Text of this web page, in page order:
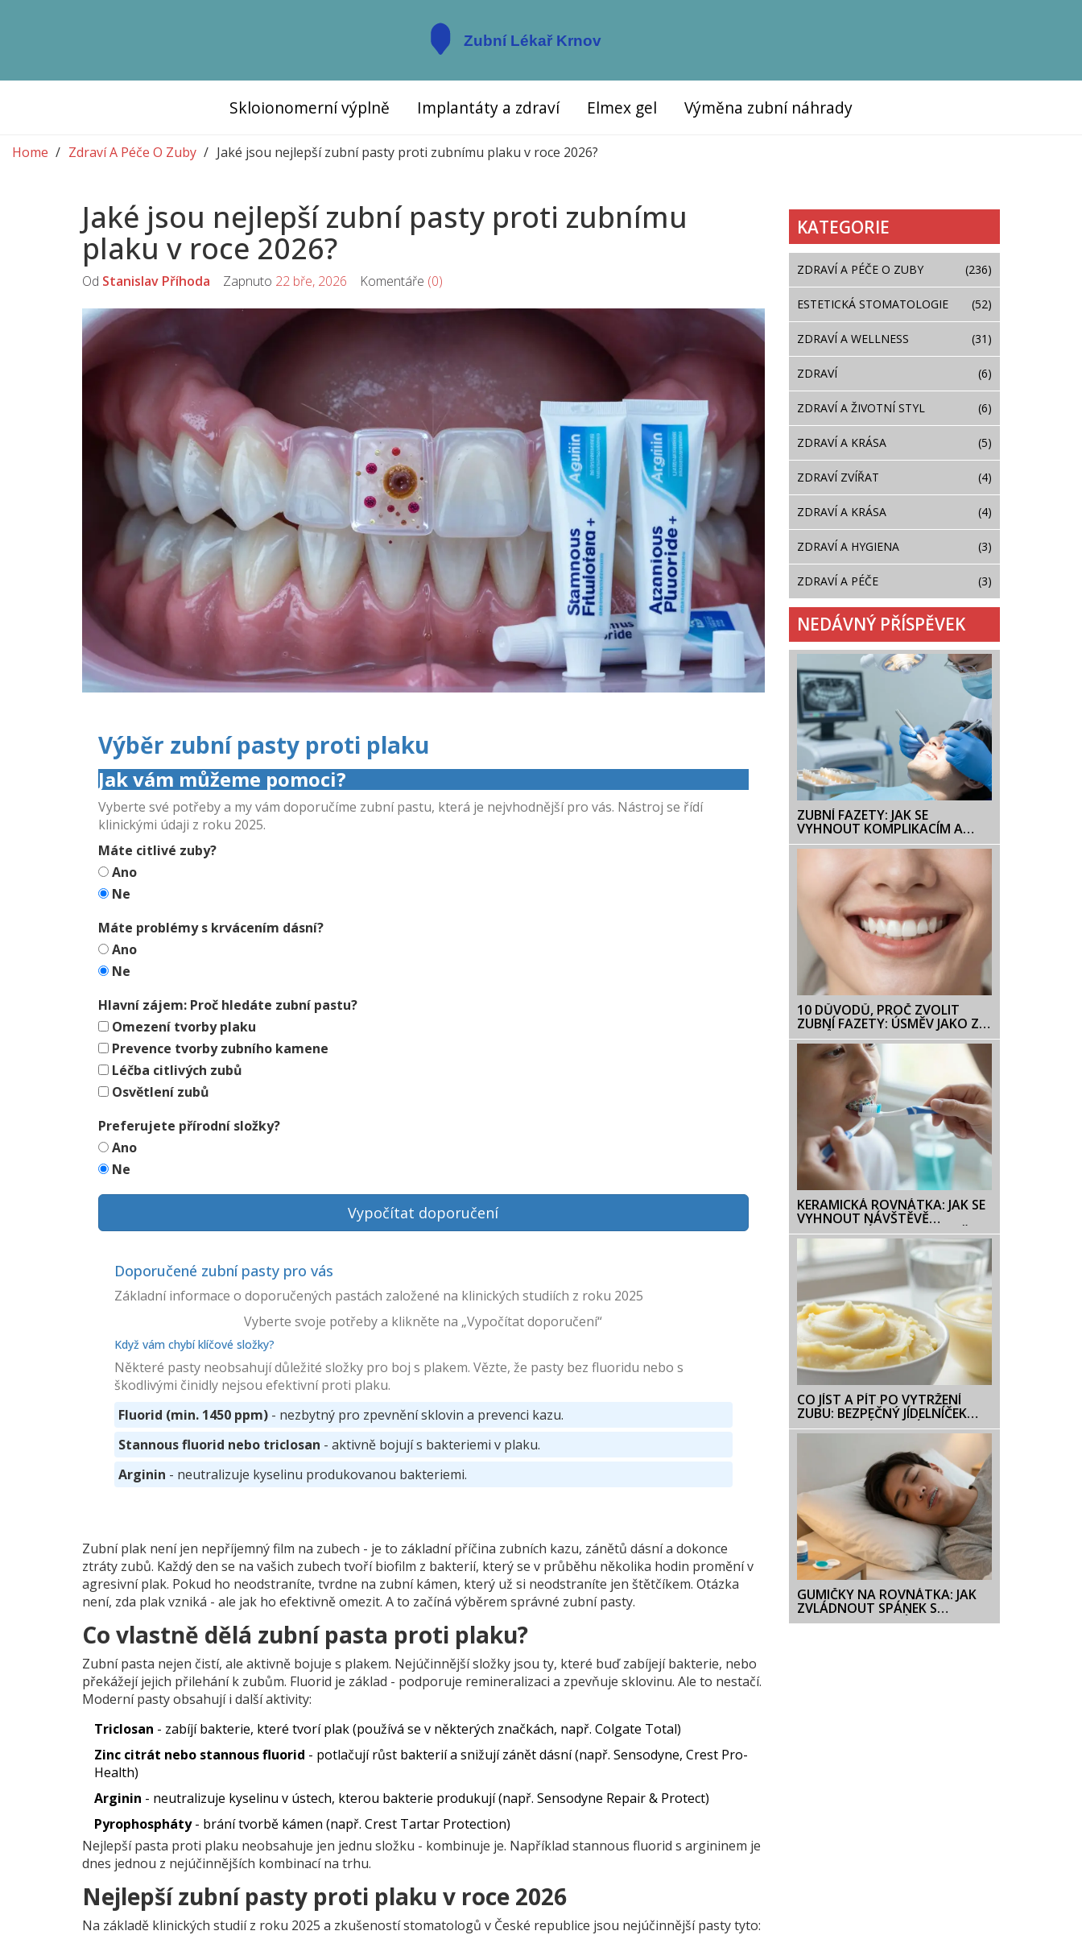
Skloionomerní výplně Implantáty a zdraví Elmex gel Výměna zubní náhrady
Home Zdraví A Péče O Zuby Jaké jsou nejlepší zubní pasty proti zubnímu plaku v roce 2026?
Jaké jsou nejlepší zubní pasty proti zubnímu
plaku v roce 2026?
Od Stanislav Příhoda Zapnuto 22 bře, 2026 Komentáře (0)
Výběr zubní pasty proti plaku
Jak vám můžeme pomoci?
Vyberte své potřeby a my vám doporučíme zubní pastu, která je nejvhodnější pro vás. Nástroj se řídí
klinickými údaji z roku 2025.
Máte citlivé zuby?
Ano
Ne
Máte problémy s krvácením dásní?
Ano
Ne
Hlavní zájem: Proč hledáte zubní pastu?
Omezení tvorby plaku
Prevence tvorby zubního kamene
Léčba citlivých zubů
Osvětlení zubů
Preferujete přírodní složky?
Ano
Ne
Vypočítat doporučení
Doporučené zubní pasty pro vás
Základní informace o doporučených pastách založené na klinických studiích z roku 2025
Vyberte svoje potřeby a klikněte na „Vypočítat doporučení“
Když vám chybí klíčové složky?
Některé pasty neobsahují důležité složky pro boj s plakem. Vězte, že pasty bez fluoridu nebo s
škodlivými činidly nejsou efektivní proti plaku.
Fluorid (min. 1450 ppm) - nezbytný pro zpevnění sklovin a prevenci kazu.
Stannous fluorid nebo triclosan - aktivně bojují s bakteriemi v plaku.
Arginin - neutralizuje kyselinu produkovanou bakteriemi.
Zubní plak není jen nepříjemný film na zubech - je to základní příčina zubních kazu, zánětů dásní a dokonce
ztráty zubů. Každý den se na vašich zubech tvoří biofilm z bakterií, který se v průběhu několika hodin promění v
agresivní plak. Pokud ho neodstraníte, tvrdne na zubní kámen, který už si neodstraníte jen štětčíkem. Otázka
není, zda plak vzniká - ale jak ho efektivně omezit. A to začíná výběrem správné zubní pasty.
Co vlastně dělá zubní pasta proti plaku?
Zubní pasta nejen čistí, ale aktivně bojuje s plakem. Nejúčinnější složky jsou ty, které buď zabíjejí bakterie, nebo
překážejí jejich přilehání k zubům. Fluorid je základ - podporuje remineralizaci a zpevňuje sklovinu. Ale to nestačí.
Moderní pasty obsahují i další aktivity:
Triclosan - zabíjí bakterie, které tvorí plak (používá se v některých značkách, např. Colgate Total)
Zinc citrát nebo stannous fluorid - potlačují růst bakterií a snižují zánět dásní (např. Sensodyne, Crest Pro-
Health)
Arginin - neutralizuje kyselinu v ústech, kterou bakterie produkují (např. Sensodyne Repair & Protect)
Pyrophospháty- brání tvorbě kámen (např. Crest Tartar Protection)
Nejlepší pasta proti plaku neobsahuje jen jednu složku - kombinuje je. Například stannous fluorid s argininem je
dnes jednou z nejúčinnějších kombinací na trhu.
Nejlepší zubní pasty proti plaku v roce 2026
Na základě klinických studií z roku 2025 a zkušeností stomatologů v České republice jsou nejúčinnější pasty tyto:
KATEGORIE
ZDRAVÍ A PÉČE O ZUBY (236)
ESTETICKÁ STOMATOLOGIE (52)
ZDRAVÍ A WELLNESS (31)
ZDRAVÍ (6)
ZDRAVÍ A ŽIVOTNÍ STYL (6)
ZDRAVÍ A KRÁSA (5)
ZDRAVÍ ZVÍŘAT (4)
ZDRAVÍ A KRÁSA (4)
ZDRAVÍ A HYGIENA (3)
ZDRAVÍ A PÉČE (3)
NEDÁVNÝ PŘÍSPĚVEK
ZUBNÍ FAZETY: JAK SE
VYHNOUT KOMPLIKACÍM A
ZAJISTIT DLOUHOU
10 DŮVODŮ, PROČ ZVOLIT
ZUBNÍ FAZETY: ÚSMĚV JAKO Z
FILMŮ
KERAMICKÁ ROVNÁTKA: JAK SE
VYHNOUT NÁVŠTĚVĚ
ZDRAVOTNÍ SESTRY A UDRŽET
ÚSTA ZDRAVÁ
CO JÍST A PÍT PO VYTRŽENÍ
ZUBU: BEZPEČNÝ JÍDELNÍČEK
PRO RYCHLÉ HOJENÍ
GUMIČKY NA ROVNÁTKA: JAK
ZVLÁDNOUT SPÁNEK S
ORTHODONTICKÝMI